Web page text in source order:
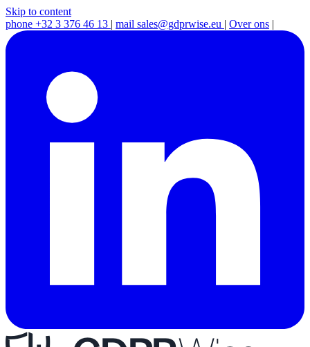
Skip to content
phone +32 3 376 46 13 | mail sales@gdprwise.eu | Over ons |